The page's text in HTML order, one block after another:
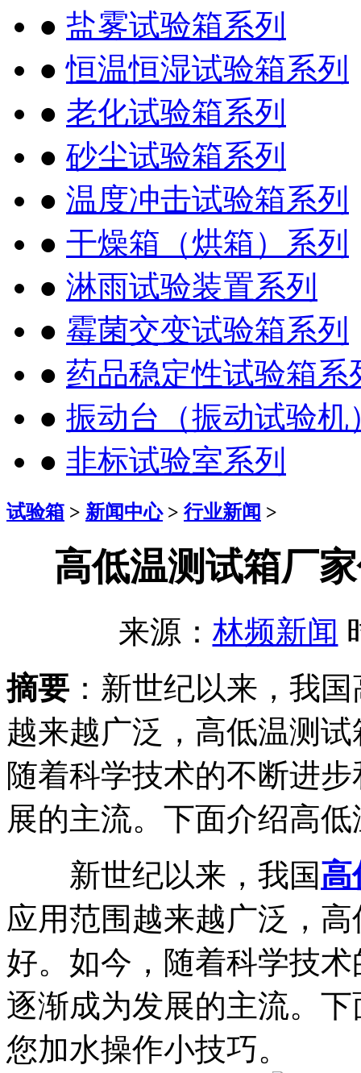
● 盐雾试验箱系列
●恒温恒湿试验箱系列
● 老化试验箱系列
● 砂尘试验箱系列
● 温度冲击试验箱系列
● 干燥箱（烘箱）系列
● 淋雨试验装置系列
● 霉菌交变试验箱系列
● 药品稳定性试验箱系
● 振动台（振动试验机
● 非标试验室系列
试验箱 > 新闻中心> 行业新闻 >
高低温测试箱厂
来源： 林频新闻
摘要 ：新世纪以来，我
越来越广泛，高低温测
随着科学技术的不断进
展的主流。下面介绍高低
新世纪以来，我国高
应用范围越来越广泛，
好。如今，随着科学技
逐渐成为发展的主流。
您加水操作小技巧。